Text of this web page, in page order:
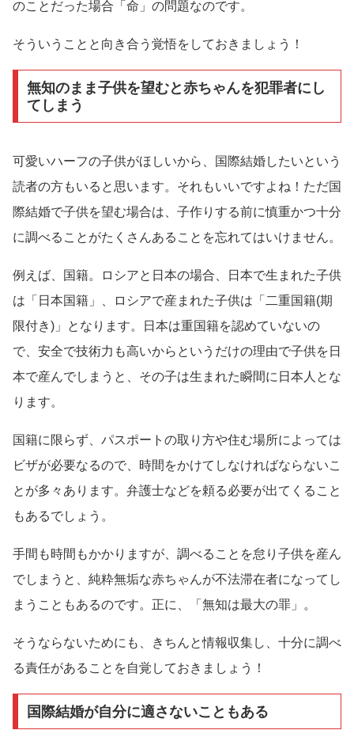
のことだった場合「命」の問題なのです。
そういうことと向き合う覚悟をしておきましょう！
無知のまま子供を望むと赤ちゃんを犯罪者にし
てしまう
可愛いハーフの子供がほしいから、国際結婚したいという
読者の方もいると思います。それもいいですよね！ただ国
際結婚で子供を望む場合は、子作りする前に慎重かつ十分
に調べることがたくさんあることを忘れてはいけません。
例えば、国籍。ロシアと日本の場合、日本で生まれた子供
は「日本国籍」、ロシアで産まれた子供は「二重国籍(期
限付き)」となります。日本は重国籍を認めていないの
で、安全で技術力も高いからというだけの理由で子供を日
本で産んでしまうと、その子は生まれた瞬間に日本人とな
ります。
国籍に限らず、パスポートの取り方や住む場所によっては
ビザが必要なるので、時間をかけてしなければならないこ
とが多々あります。弁護士などを頼る必要が出てくること
もあるでしょう。
手間も時間もかかりますが、調べることを怠り子供を産ん
でしまうと、純粋無垢な赤ちゃんが不法滞在者になってし
まうこともあるのです。正に、「無知は最大の罪」。
そうならないためにも、きちんと情報収集し、十分に調べ
る責任があることを自覚しておきましょう！
国際結婚が自分に適さないこともある